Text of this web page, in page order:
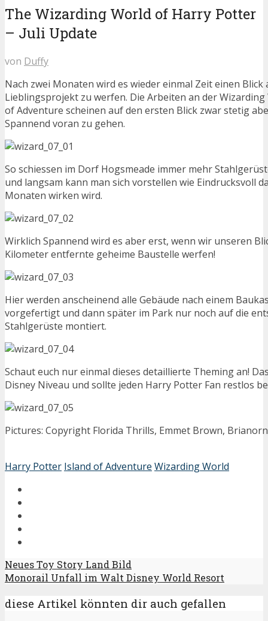
The Wizarding World of Harry Potter
– Juli Update
von Duffy
Nach zwei Monaten wird es wieder einmal Zeit einen Blick
Lieblingsprojekt zu werfen. Die Arbeiten an der
of Adventure scheinen auf den ersten Blick zwar stetig
Spannend voran zu gehen.
So schiessen im Dorf Hogsmeade immer mehr
und langsam kann man sich vorstellen wie Eindrucksvoll
Monaten wirken wird.
Wirklich Spannend wird es aber erst, wenn wir unseren
Kilometer entfernte geheime Baustelle werfen!
Hier werden anscheinend alle Gebäude nach einem
vorgefertigt und dann später im Park nur noch auf die
Stahlgerüste montiert.
Schaut euch nur einmal dieses detaillierte Theming an!
Disney Niveau und sollte jeden Harry Potter Fan restlos
Pictures: Copyright Florida Thrills, Emmet Brown,
Harry Potter Island of Adventure Wizarding World
Neues Toy Story Land Bild
Monorail Unfall im Walt Disney World Resort
diese Artikel könnten dir auch gefallen